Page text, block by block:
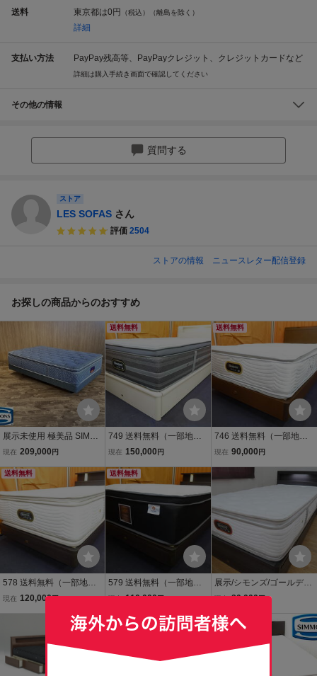
送料 東京都は0円 （税込）（離島を除く）
詳細
支払い方法 PayPay残高等、PayPayクレジット、クレジットカードなど
詳細は購入手続き画面で確認してください
その他の情報
質問する
ストア
LES SOFAS さん
評価 2504
ストアの情報 ニュースレター配信登録
お探しの商品からのおすすめ
展示未使用 極美品 SIMM
ONS シモンズ セミダブル
グ/シモンズ100周年記念
限定モデル7.5インチ片面
ボックスピロート
現在 209,000 円
送料無料
749 送料無料（一部地域
を除く）展示品 シモンズ
ス プラッシュピロートッ
プ シングルベッド宮・照
明・引出付 55万
現在 150,000 円
送料無料
746 送料無料（一部地域
を除く）展示品 シモンズ
ッププレミアム シングル
ベッド 照明付
現在 90,000 円
送料無料
578 送料無料（一部地域
を除く）展示品 シモンズ
ルベッド 宮・照明付
現在 120,000円
送料無料
579 送料無料（一部地域
を除く）展示品 IDC大塚
クラウンジュエル タンザ
ナイト2 シングルベッド
現在 110,000円
展示/シモンズ/ゴールデン
バリューピロートッププ
し付/高級モダン/シングル
ベッド
現在 80,000円